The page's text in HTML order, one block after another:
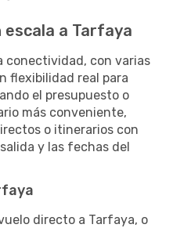
escala a Tarfaya
conectividad, con varias
flexibilidad real para
el presupuesto o
más conveniente,
o itinerarios con
y las fechas del
directo a Tarfaya, o